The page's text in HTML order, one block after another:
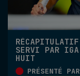
SERVI PAR
HUIT
PRÉSENTÉ